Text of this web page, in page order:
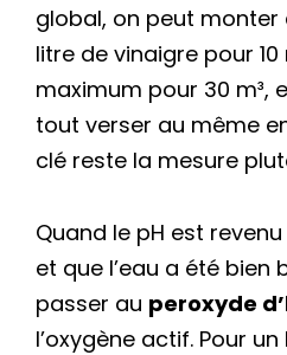
global, on peut monter
litre de vinaigre pour 10
maximum pour 30 m³,
tout verser au même
clé reste la mesure
Quand le pH est
et que l’eau a été bien
passer au peroxyde
l’oxygène actif. Pour